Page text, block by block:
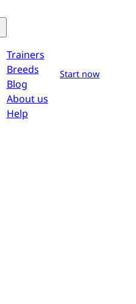
Trainers
Breeds
Blog
About us
Help
Start now